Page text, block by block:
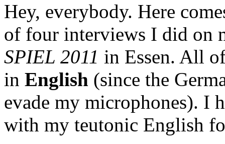
Hey, everybody. Here
of four interviews I did on
SPIEL 2011 in Essen. All
in English (since the
evade my microphones). I
with my teutonic English